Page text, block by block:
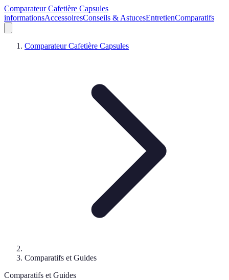
Comparateur Cafetière Capsules
informationsAccessoiresConseils & AstucesEntretienComparatifs
Comparateur Cafetière Capsules
Comparatifs et Guides
Comparatifs et Guides